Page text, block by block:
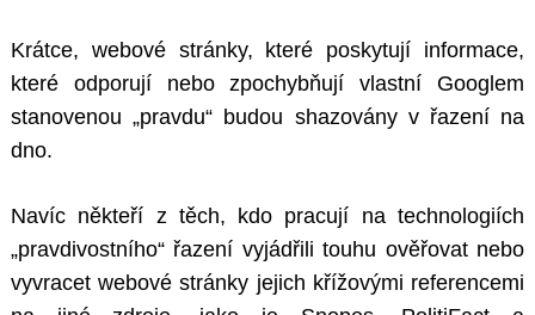
Krátce, webové stránky, které poskytují informace,
které odporují nebo zpochybňují vlastní Googlem
stanovenou „pravdu“ budou shazovány v řazení na
dno.
Navíc někteří z těch, kdo pracují na technologiích
„pravdivostního“ řazení vyjádřili touhu ověřovat nebo
vyvracet webové stránky jejich křížovými referencemi